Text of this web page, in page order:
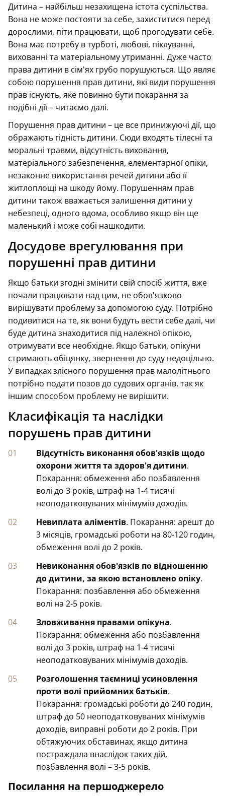
Дитина – найбільш незахищена істота суспільства.
Вона не може постояти за себе, захиститися перед
дорослими, піти працювати, щоб прогодувати себе.
Вона має потребу в турботі, любові, піклуванні,
вихованні та матеріальному утриманні. Дуже часто
права дитини в сім'ях грубо порушуються. Що являє
собою порушення прав дитини, які види порушення
прав існують, яке повинно бути покарання за
подібні дії – читаємо далі.
Порушення прав дитини – це все принижуючі дії, що
ображають гідність дитини. Сюди входять тілесні та
моральні травми, відсутність виховання,
матеріального забезпечення, елементарної опіки,
незаконне використання речей дитини або її
житлоплощі на шкоду йому. Порушенням прав
дитини також вважається залишення дитини у
небезпеці, одного вдома, особливо якщо він ще
маленький і може собі нашкодити.
Досудове врегулювання при
порушенні прав дитини
Якщо батьки згодні змінити свій спосіб життя, вже
почали працювати над цим, не обов'язково
вирішувати проблему за допомогою суду. Потрібно
подивитися на те, як вони будуть вести себе далі, чи
буде дитина знаходитися під належної опікою,
отримувати все необхідне. Якщо батьки, опікуни
стримають обіцянку, звернення до суду недоцільно.
У випадках злісного порушення прав малолітнього
потрібно подати позов до судових органів, так як
іншим способом проблему не вирішити.
Класифікація та наслідки
порушень прав дитини
Відсутність виконання обов'язків щодо
охорони життя та здоров'я дитини.
Покарання: обмеження або позбавлення
волі до 3 років, штраф на 1-4 тисячі
неоподатковуваних мінімумів доходів.
Невиплата аліментів. Покарання: арешт до
3 місяців, громадські роботи на 80-120 годин,
обмеження волі до 2 років.
Невиконання обов'язків по відношенню
до дитини, за якою встановлено опіку.
Покарання: позбавлення або обмеження
волі на 2-5 років.
Зловживання правами опікуна.
Покарання: обмеження або позбавлення
волі до 3 років, штраф на 1-4 тисячі
неоподатковуваних мінімумів доходів.
Розголошення таємниці усиновлення
проти волі прийомних батьків.
Покарання: громадські роботи до 240 годин,
штраф до 50 неоподатковуваних мінімумів
доходів, виправні роботи до 2 років. При
обтяжуючих обставинах, якщо дитина
постраждала внаслідок таких дій,
позбавлення волі – 3-5 років.
Посилання на першоджерело